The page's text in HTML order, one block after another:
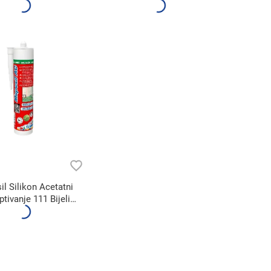
Siva (310ml)
(310ml)
Silikon Acetatni
111 Bijeli
(310ml)